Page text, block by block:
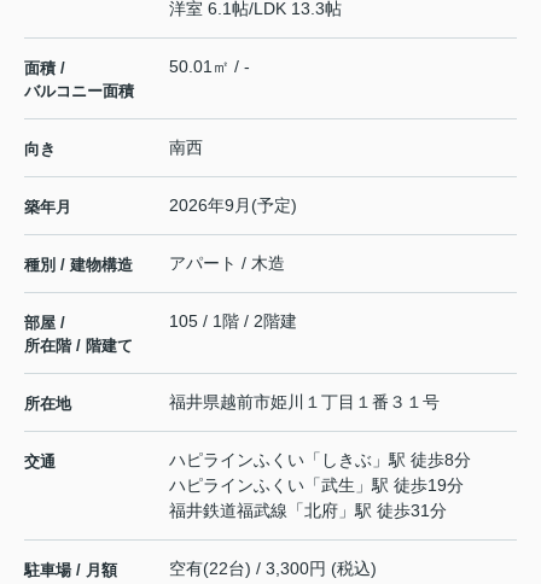
洋室 6.1帖/LDK 13.3帖
面積 /
バルコニー面積
50.01㎡ / -
向き 南西
築年月 2026年9月(予定)
種別 / 建物構造 アパート / 木造
部屋 /
所在階 / 階建て
105 / 1階 / 2階建
所在地 福井県越前市姫川 １丁目１番３１号
交通 ハピラインふくい 「 しきぶ 」駅 徒歩8分
ハピラインふくい 「武生 」駅 徒歩19分
福井鉄道福武線 「北府 」駅 徒歩31分
駐車場 / 月額 空有(22台) / 3,300円 (税込)